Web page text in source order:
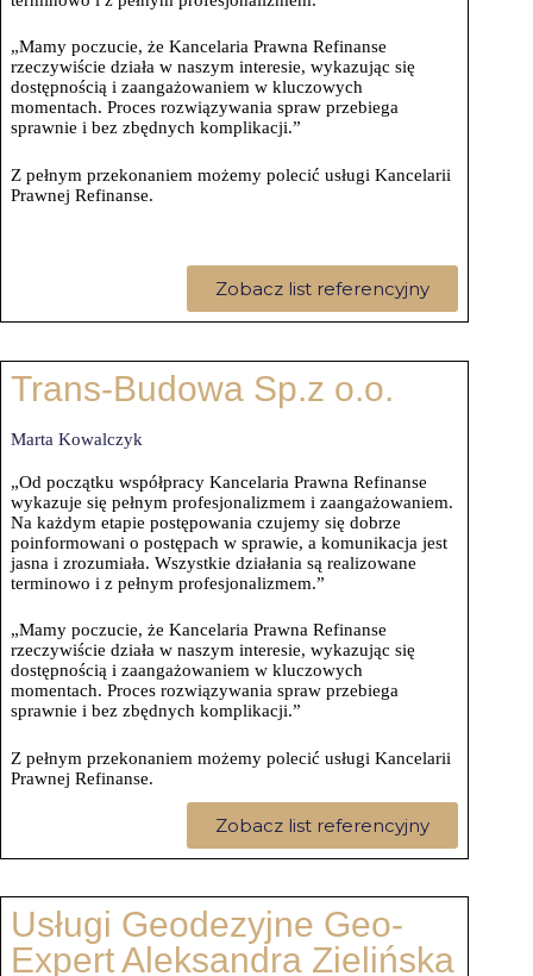
„Mamy poczucie, że Kancelaria Prawna Refinanse
rzeczywiście działa w naszym interesie, wykazując się
dostępnością i zaangażowaniem w kluczowych
momentach. Proces rozwiązywania spraw przebiega
sprawnie i bez zbędnych komplikacji.”
Z pełnym przekonaniem możemy polecić usługi Kancelarii
Prawnej Refinanse.
Zobacz list referencyjny
Trans-Budowa Sp.z o.o.
Marta Kowalczyk
„Od początku współpracy Kancelaria Prawna Refinanse
wykazuje się pełnym profesjonalizmem i zaangażowaniem.
Na każdym etapie postępowania czujemy się dobrze
poinformowani o postępach w sprawie, a komunikacja jest
jasna i zrozumiała. Wszystkie działania są realizowane
terminowo i z pełnym profesjonalizmem.”
„Mamy poczucie, że Kancelaria Prawna Refinanse
rzeczywiście działa w naszym interesie, wykazując się
dostępnością i zaangażowaniem w kluczowych
momentach. Proces rozwiązywania spraw przebiega
sprawnie i bez zbędnych komplikacji.”
Z pełnym przekonaniem możemy polecić usługi Kancelarii
Prawnej Refinanse.
Zobacz list referencyjny
Usługi Geodezyjne Geo-
Expert Aleksandra Zielińska